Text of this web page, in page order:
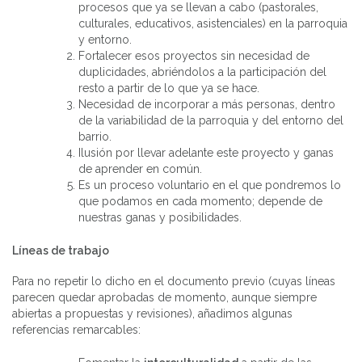
procesos que ya se llevan a cabo (pastorales,
culturales, educativos, asistenciales) en la parroquia
y entorno.
Fortalecer esos proyectos sin necesidad de
duplicidades, abriéndolos a la participación del
resto a partir de lo que ya se hace.
Necesidad de incorporar a más personas, dentro
de la variabilidad de la parroquia y del entorno del
barrio.
Ilusión por llevar adelante este proyecto y ganas
de aprender en común.
Es un proceso voluntario en el que pondremos lo
que podamos en cada momento; depende de
nuestras ganas y posibilidades.
Líneas de trabajo
Para no repetir lo dicho en el documento previo (cuyas líneas
parecen quedar aprobadas de momento, aunque siempre
abiertas a propuestas y revisiones), añadimos algunas
referencias remarcables: